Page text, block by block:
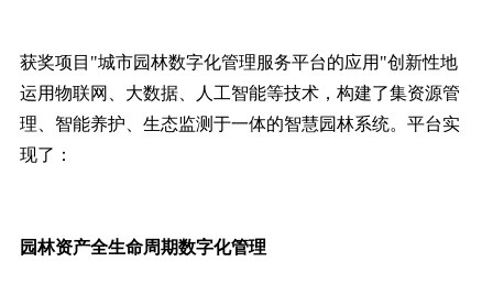
获奖项目"城市园林数字化管理服务平台的应用"创新性地
运用物联网、大数据、人工智能等技术，构建了集资源管
理、智能养护、生态监测于一体的智慧园林系统。平台实
现了：
园林资产全生命周期数字化管理